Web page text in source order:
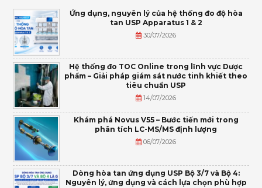
Ứng dụng, nguyên lý của hệ thống đo độ hòa
tan USP Apparatus 1 & 2
30/07/2026
Hệ thống đo TOC Online trong lĩnh vực Dược
phẩm – Giải pháp giám sát nước tinh khiết theo
tiêu chuẩn USP
14/07/2026
Khám phá Novus V55 – Bước tiến mới trong
phân tích LC-MS/MS định lượng
06/07/2026
Dòng hòa tan ứng dụng USP Bộ 3/7 và Bộ 4:
Nguyên lý, ứng dụng và cách lựa chọn phù hợp